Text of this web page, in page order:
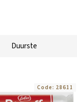
Duurste
Code: 28611